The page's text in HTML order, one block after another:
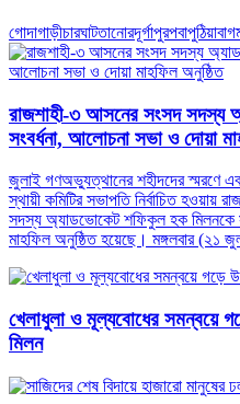
গোদাগাড়ীচারঘাটতানোরদূর্গাপুরপবাপুঠিয়া
রাজশাহী-৩ আসনের সংসদ সদস্য
সংবর্ধনা, আলোচনা সভা ও দোয়া
জুলাই গণঅভ্যুত্থানের শহীদদের স্মরণে
স্থায়ী কমিটির সভাপতি নির্বাচিত
সদস্য অ্যাডভোকেট শফিকুল হক মিলনকে
মাহফিল অনুষ্ঠিত হয়েছে। ​মঙ্গলবার (২১
খেলাধুলা ও মূল্যবোধের সমন্বয়ে
মিলন